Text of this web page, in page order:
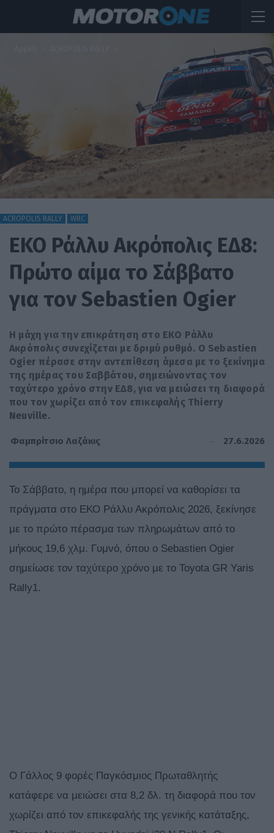
ACROPOLIS RALLY WRC
EKO Ράλλυ Ακρόπολις ΕΔ8:
Πρώτο αίμα το Σάββατο
για τον Sebastien Ogier
H μάχη για την επικράτηση στο ΕΚΟ Ράλλυ
Ακρόπολις συνεχίζεται με δριμύ ρυθμό. Ο Sebastien
Ogier πέρασε στην αντεπίθεση άμεσα με το ξεκίνημα
της ημέρας του Σαββάτου, σημειώνοντας τον
ταχύτερο χρόνο στην ΕΔ8, για να μειώσει τη διαφορά
που τον χωρίζει από τον επικεφαλής Thierry
Neuville.
Φαμπρίτσιο Λαζάκις 27.6.2026
To Σάββατο, η ημέρα που μπορεί να καθορίσει τα
πράγματα στο ΕΚΟ Ράλλυ Ακρόπολις 2026, ξεκίνησε
με το πρώτο πέρασμα των πληρωμάτων από το
μήκους 19,6 χλμ. Γυμνό, όπου ο Sebastien Ogier
σημείωσε τον ταχύτερο χρόνο με το Toyota GR Yaris
Rally1.
O Γάλλος 9 φορές Παγκόσμιος Πρωταθλητής
κατάφερε να μειώσει στα 8,2 δλ. τη διαφορά που τον
χωρίζει από τον επικεφαλής της γενικής κατάταξης,